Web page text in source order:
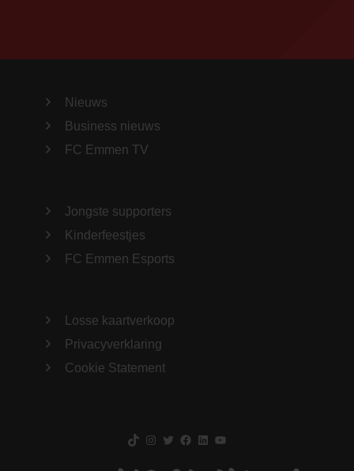
Nieuws
Business nieuws
FC Emmen TV
Jongste supporters
Kinderfeestjes
FC Emmen Esports
Losse kaartverkoop
Privacyverklaring
Cookie Statement